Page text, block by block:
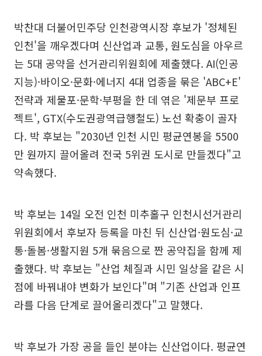
박찬대 더불어민주당 인천광역시장 후보가 '정체된
인천'을 깨우겠다며 신산업과 교통, 원도심을 아우르
는 5대 공약을 선거관리위원회에 제출했다. AI(인공
지능)·바이오·문화·에너지 4대 업종을 묶은 'ABC+E'
전략과 제물포·문학·부평을 한 데 엮은 '제문부 프로
젝트', GTX(수도권광역급행철도) 노선 확충이 골자
다. 박 후보는 "2030년 인천 시민 평균연봉을 5500
만 원까지 끌어올려 전국 5위권 도시로 만들겠다"고
약속했다.
박 후보는 14일 오전 인천 미추홀구 인천시선거관리
위원회에서 후보자 등록을 마친 뒤 신산업·원도심·교
통·돌봄·생활지원 5개 묶음으로 짠 공약집을 함께 제
출했다. 박 후보는 "산업 체질과 시민 일상을 같은 시
점에 바꿔내야 변화가 보인다"며 "기존 산업과 인프
라를 다음 단계로 끌어올리겠다"고 말했다.
박 후보가 가장 공을 들인 분야는 신산업이다. 평균연